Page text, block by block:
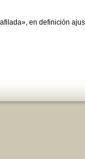
en definición